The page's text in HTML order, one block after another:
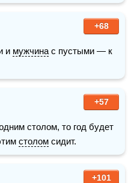
+68
и мужчина
+57
столом, то год будет
столом сидит.
+101